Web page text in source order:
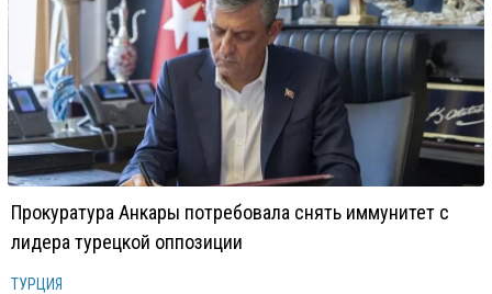
Прокуратура Анкары потребовала снять иммунитет с
лидера турецкой оппозиции
ТУРЦИЯ